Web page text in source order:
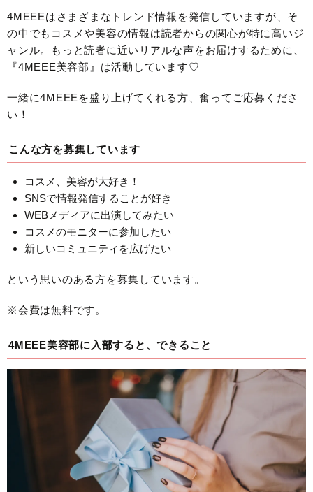
4MEEEはさまざまなトレンド情報を発信していますが、そ
の中でもコスメや美容の情報は読者からの関心が特に高いジ
ャンル。もっと読者に近いリアルな声をお届けするために、
『4MEEE美容部』は活動しています♡
一緒に4MEEEを盛り上げてくれる方、奮ってご応募くださ
い！
こんな方を募集しています
コスメ、美容が大好き！
SNSで情報発信することが好き
WEBメディアに出演してみたい
コスメのモニターに参加したい
新しいコミュニティを広げたい
という思いのある方を募集しています。
※会費は無料です。
4MEEE美容部に入部すると、できること